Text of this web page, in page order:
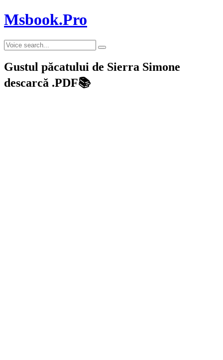
Msbook.Pro
Gustul păcatului de Sierra Simone
descarcă .PDF📚